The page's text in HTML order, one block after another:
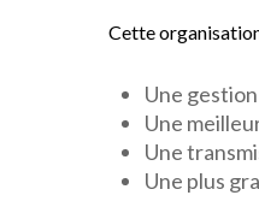
Cette
Une
Une
Une
Une plus